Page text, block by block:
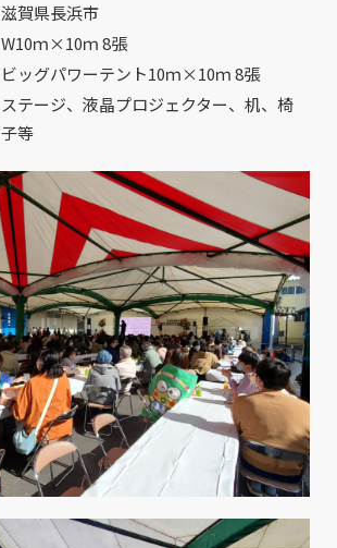
滋賀県長浜市
W10ｍ×10ｍ 8張
ビッグパワーテント10ｍ×10ｍ 8張
ステージ、液晶プロジェクター、机、椅
子等